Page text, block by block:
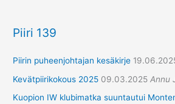
Piiri 139
Piirin puheenjohtajan kesäkirje
Kevätpiirikokous 2025 09.03.2025 Annu
Kuopion IW klubimatka suuntautui